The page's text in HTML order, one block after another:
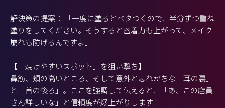
解決策の提案： 「一度に塗るとベタつくので、半分ずつ重ね
塗りをしてください。そうすると密着力も上がって、メイク
崩れも防げるんですよ」
【「焼けやすいスポット」を狙い撃ち】
鼻筋、頬の高いところ、そして意外と忘れがちな「耳の裏」
と「首の後ろ」。ここを強調して伝えると、「あ、この店員
さん詳しいな」と信頼度が爆上がりします！